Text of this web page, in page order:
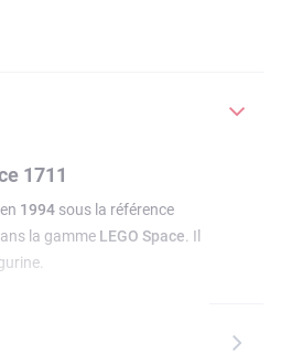
1711
1994 sous la référence
la gamme LEGO Space . Il